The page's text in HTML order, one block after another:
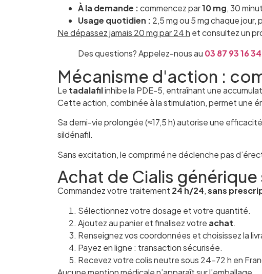
À la demande :commencez par10 mg, 30
Usage quotidien : 2,5 mg ou 5 mg chaque
Ne dépassez jamais 20 mg par 24 h et consultez un
Des questions? Appelez-nous au 03 87 93 16 34
Mécanisme d'action :
Le tadalafilinhibe la PDE-5, entraînant une
Cette action, combinée à la stimulation, permet une
Sa demi-vie prolongée (≈17,5 h) autorise une efficacité
sildénafil.
Sans excitation, le comprimé ne déclenche pas
Achat de Cialis
Commandez votre traitement 24 h/24,sans
Sélectionnez votre dosage et votre quantité.
Ajoutez au panier et finalisez votre achat.
Renseignez vos coordonnées et choisissez la
Payez en ligne : transaction sécurisée.
Recevez votre colis neutre sous 24–72 h en